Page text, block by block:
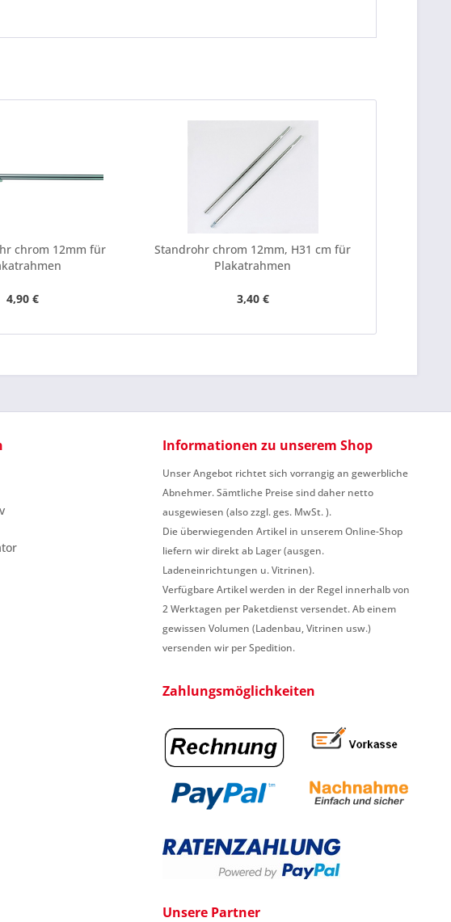
6 - 6 = ?
Datenschutzerklärung
Mit * gekennzeichnete Felder sind Pflichtfelder.
chrom 12mm für
4,90 €
Standrohr chrom 12mm, H31 cm für
Plakatrahmen
3,40 €
Informationen zu unserem Shop
Unser Angebot richtet sich vorrangig an gewerbliche
Abnehmer. Sämtliche Preise sind daher netto
ausgewiesen (also zzgl. ges. MwSt. ).
Die überwiegenden Artikel in unserem Online-Shop
liefern wir direkt ab Lager (ausgen.
Ladeneinrichtungen u. Vitrinen).
Verfügbare Artikel werden in der Regel innerhalb von
2 Werktagen per Paketdienst versendet. Ab einem
gewissen Volumen (Ladenbau, Vitrinen usw.)
versenden wir per Spedition.
Zahlungsmöglichkeiten
Unsere Partner